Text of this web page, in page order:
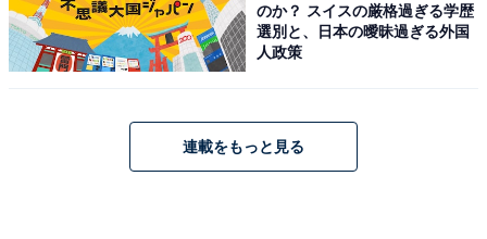
す。特筆すべきは関東屈指とされる約10℃設定の「水風
呂」で、サウナファンから高い支持を得ています。食事
処では、和洋中の専門料理人が腕を振るう多彩なメニュ
のか？ スイスの厳格過ぎる学歴
選別と、日本の曖昧過ぎる外国
人政策
連載をもっと見る